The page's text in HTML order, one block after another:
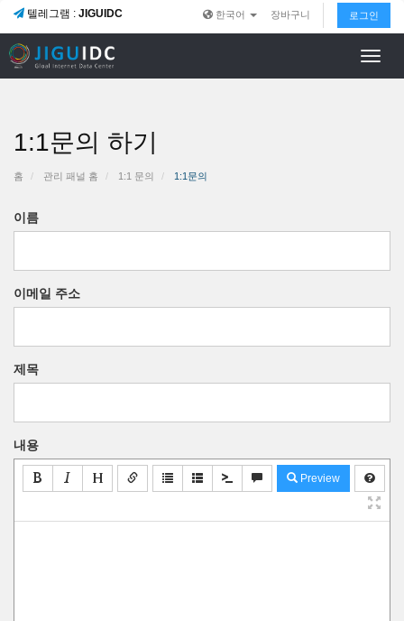
텔레그램 : JIGUIDC 한국어 장바구니 로그인
1:1문의 하기
홈 관리 패널 홈 1:1 문의 1:1문의
이름
이메일 주소
제목
내용
Preview